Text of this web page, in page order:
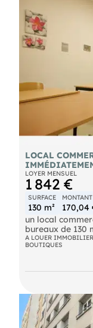
Contactez nous
découvrir tout
LOCAL
LOYER MENSUEL
1 842 €
SURFACE
130 m²
un local
bureaux de 130
la-Demi-Lune.
Le local
bonne visibilité
- Loyer annuel :
A LOUER
BOUTIQUES